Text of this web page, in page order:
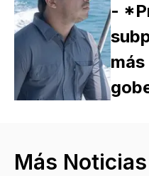
-
más
Más Noticias